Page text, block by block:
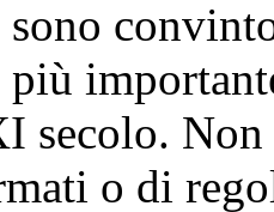
sono
secolo.
o di